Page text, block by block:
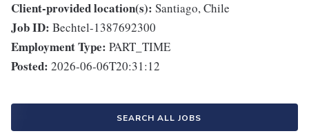
Client-provided location(s): Santiago, Chile
Job ID: Bechtel-1387692300
Employment Type: PART_TIME
Posted: 2026-06-06T20:31:12
SEARCH ALL JOBS